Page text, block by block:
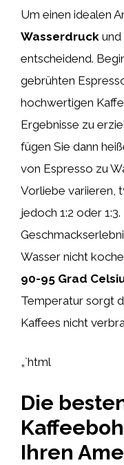
Um einen idealen
Wasserdruck
entscheidend.
gebrühten
hochwertigen
Ergebnisse zu
fügen Sie dann
von Espresso zu
Vorliebe variieren,
jedoch 1:2 oder
Wasser nicht
90-95 Grad
Temperatur sorgt
Kaffees nicht
„`html
Die
Ihren